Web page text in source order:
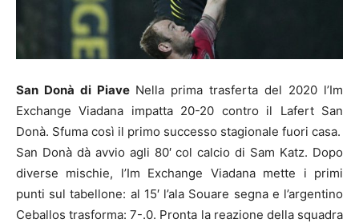
San Donà di Piave Nella prima trasferta del 2020 l’Im
Exchange Viadana impatta 20-20 contro il Lafert San
Donà. Sfuma così il primo successo stagionale fuori casa.
San Donà dà avvio agli 80′ col calcio di Sam Katz. Dopo
diverse mischie, l’Im Exchange Viadana mette i primi
punti sul tabellone: al 15′ l’ala Souare segna e l’argentino
Ceballos trasforma: 7-.0. Pronta la reazione della squadra